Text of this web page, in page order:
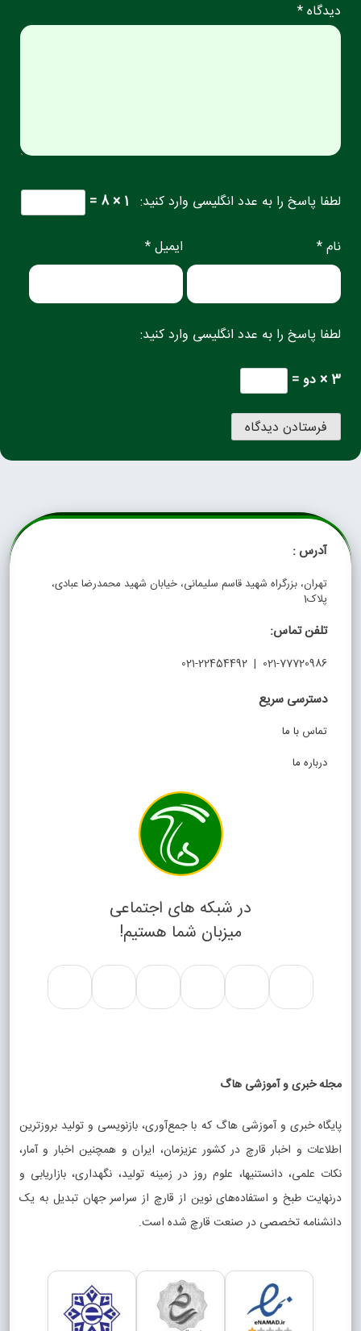
دیدگاه *
لطفا پاسخ را به عدد انگلیسی وارد کنید: 1 × 8 =
نام * ایمیل *
لطفا پاسخ را به عدد انگلیسی وارد کنید:
3 × دو =
آدرس :
تهران، بزرگراه شهید قاسم سلیمانی، خیابان شهید محمدرضا عبادی،
پلاک1
تلفن تماس:
021-77720986 | 021-22454492
دسترسی سریع
تماس با ما
درباره ما
در شبکه های اجتماعی
میزبان شما هستیم!
مجله خبری و آموزشی هاگ
پایگاه خبری و آموزشی هاگ که با جمع‌آوری، بازنویسی و تولید بروزترین
اطلاعات و اخبار قارچ در کشور عزیزمان، ایران و همچنین اخبار و آمار،
نکات علمی، دانستنیها، علوم روز در زمینه تولید، نگهداری، بازاریابی و
درنهایت طبخ و استفاده‌های نوین از قارچ از سراسر جهان تبدیل به یک
دانشنامه تخصصی در صنعت قارچ شده است.